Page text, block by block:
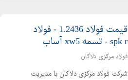
قیمت فولاد 1.2436 - فولاد
spk r - تسمه xw5 آساب
فولاد مرکزی دلاکان
شرکت فولاد مرکزی دلاکان با مدیریت